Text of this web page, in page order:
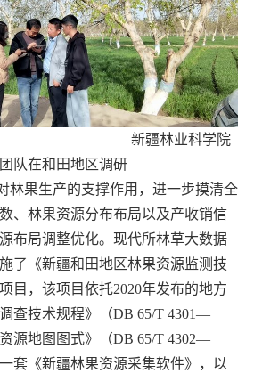
业科学院
队在和田地区调研
果生产的支撑作用，进一步摸清全
、林果资源分布布局以及产收销信
布局调整优化。现代所林草大数据
了《新疆和田地区林果资源监测技
目，该项目依托2020年发布的地方
查技术规程》（DB 65/T 4301—
源地图图式》（DB 65/T 4302—
套《新疆林果资源采集软件》，以